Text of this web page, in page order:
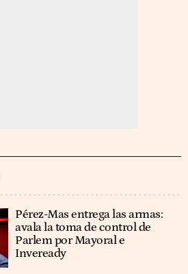
Pérez-Mas entrega las armas:
avala la toma de control de
Parlem por Mayoral e
Inveready